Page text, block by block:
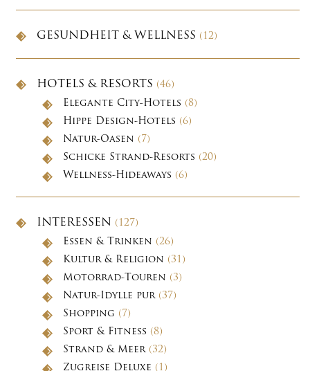
GESUNDHEIT & WELLNESS (12)
HOTELS & RESORTS (46)
Elegante City-Hotels (8)
Hippe Design-Hotels (6)
Natur-Oasen (7)
Schicke Strand-Resorts (20)
Wellness-Hideaways (6)
INTERESSEN (127)
Essen & Trinken (26)
Kultur & Religion (31)
Motorrad-Touren (3)
Natur-Idylle pur(37)
Shopping (7)
Sport & Fitness (8)
Strand & Meer(32)
Zugreise Deluxe (1)